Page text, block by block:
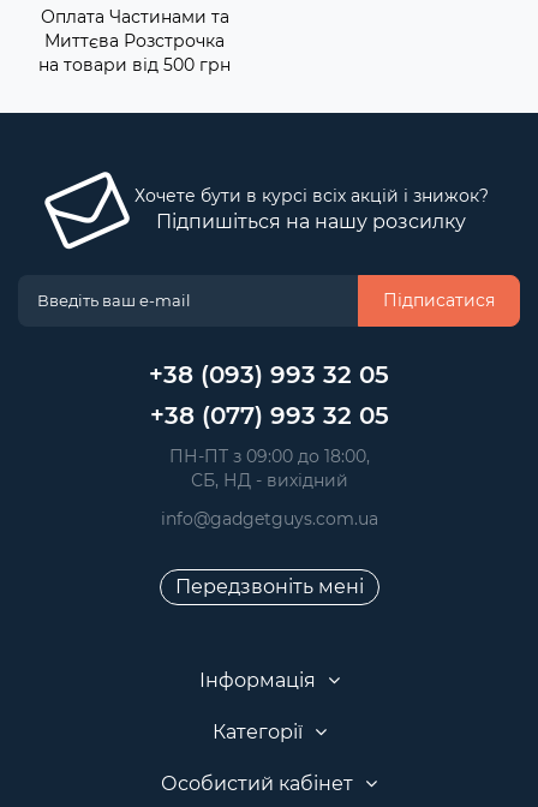
Оплата Частинами та
Миттєва Розстрочка
на товари від 500 грн
Хочете бути в курсі всіх акцій і знижок?
Підпишіться на нашу розсилку
Підписатися
+38 (093) 993 32 05
+38 (077) 993 32 05
ПН-ПТ з 09:00 до 18:00,
СБ, НД - вихідний
info@gadgetguys.com.ua
Передзвоніть мені
Інформація
Категорії
Особистий кабінет